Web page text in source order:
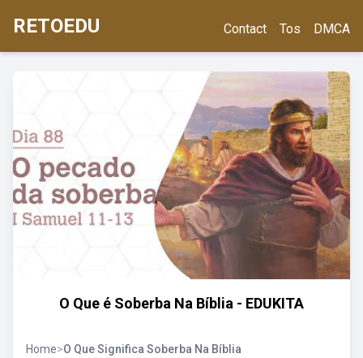
RETOEDU Contact Tos DMCA
O Que é Soberba Na Bíblia - EDUKITA
Home>O Que Significa Soberba Na Bíblia